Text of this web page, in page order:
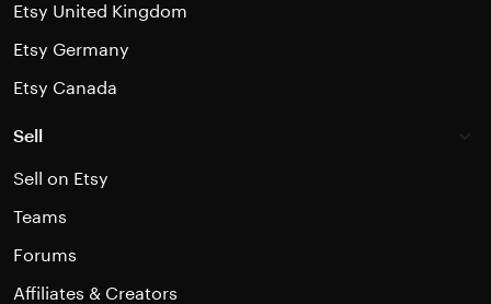
Etsy United Kingdom
Etsy Germany
Etsy Canada
Sell
Sell on Etsy
Teams
Forums
Affiliates & Creators